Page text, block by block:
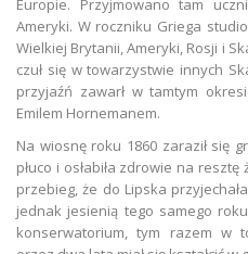
Europie. Przyjmowano tam
Ameryki. W roczniku Griega
Wielkiej Brytanii, Ameryki, Rosji i
czuł się w towarzystwie innych
przyjaźń zawarł w tamtym
Emilem Hornemanem.
Na wiosnę roku 1860 zaraził się
płuco i osłabiła zdrowie na
przebieg, że do Lipska
jednak jesienią tego samego
konserwatorium, tym razem w